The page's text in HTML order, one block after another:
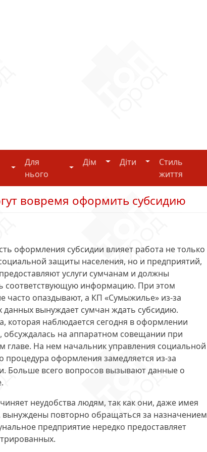
Для неї
Для
нього
Для нього
Дім Дім Діти ДітиСтиль
життя
вовремя оформить субсидию
оформления субсидии влияет работа не только
защиты населения, но и предприятий,
услуги сумчанам и должны
соответствующую информацию. При этом
часто опаздывают, а КП «Сумыжилье» из-за
данных вынуждает сумчан ждать субсидию.
которая наблюдается сегодня в оформлении
обсуждалась на аппаратном совещании при
главе. На нем начальник управления социальной
процедура оформления замедляется из-за
Больше всего вопросов вызывают данные о
неудобства людям, так как они, даже имея
вынуждены повторно обращаться за назначением
предприятие нередко предоставляет